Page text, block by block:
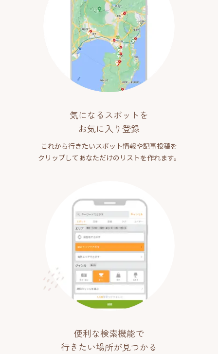
気になるスポットを
お気に入り登録
これから行きたいスポット情報や記事投稿を
クリップしてあなただけのリストを作れます。
便利な検索機能で
行きたい場所が見つかる